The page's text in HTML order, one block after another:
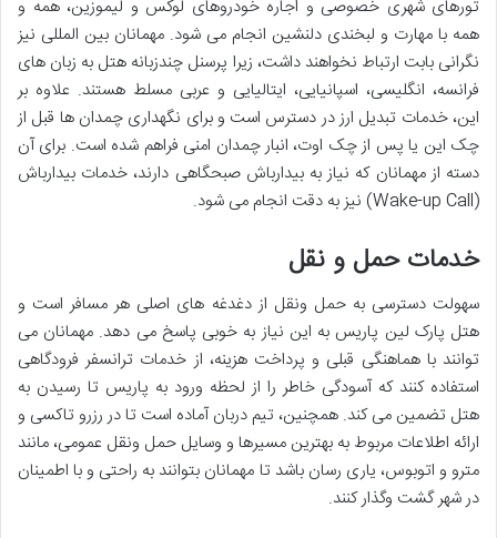
تورهای شهری خصوصی و اجاره خودروهای لوکس و لیموزین، همه و
همه با مهارت و لبخندی دلنشین انجام می شود. مهمانان بین المللی نیز
نگرانی بابت ارتباط نخواهند داشت، زیرا پرسنل چندزبانه هتل به زبان های
فرانسه، انگلیسی، اسپانیایی، ایتالیایی و عربی مسلط هستند. علاوه بر
این، خدمات تبدیل ارز در دسترس است و برای نگهداری چمدان ها قبل از
چک این یا پس از چک اوت، انبار چمدان امنی فراهم شده است. برای آن
دسته از مهمانان که نیاز به بیدارباش صبحگاهی دارند، خدمات بیدارباش
(Wake-up Call) نیز به دقت انجام می شود.
خدمات حمل و نقل
سهولت دسترسی به حمل ونقل از دغدغه های اصلی هر مسافر است و
هتل پارک لین پاریس به این نیاز به خوبی پاسخ می دهد. مهمانان می
توانند با هماهنگی قبلی و پرداخت هزینه، از خدمات ترانسفر فرودگاهی
استفاده کنند که آسودگی خاطر را از لحظه ورود به پاریس تا رسیدن به
هتل تضمین می کند. همچنین، تیم دربان آماده است تا در رزرو تاکسی و
ارائه اطلاعات مربوط به بهترین مسیرها و وسایل حمل ونقل عمومی، مانند
مترو و اتوبوس، یاری رسان باشد تا مهمانان بتوانند به راحتی و با اطمینان
در شهر گشت وگذار کنند.